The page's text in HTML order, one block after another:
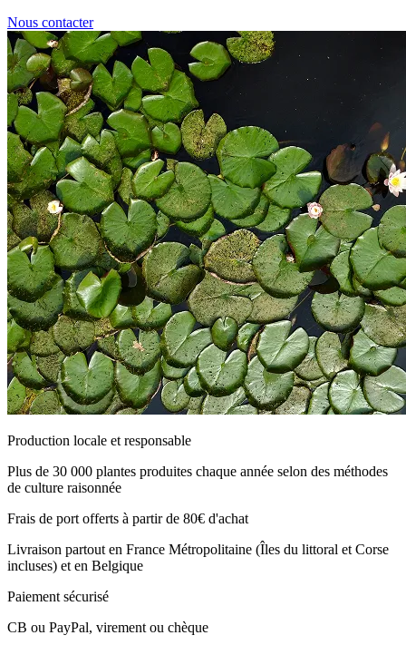
Nous contacter
Production locale et responsable
Plus de 30 000 plantes produites chaque année selon des méthodes
de culture raisonnée
Frais de port offerts à partir de 80€ d'achat
Livraison partout en France Métropolitaine (Îles du littoral et Corse
incluses) et en Belgique
Paiement sécurisé
CB ou PayPal, virement ou chèque